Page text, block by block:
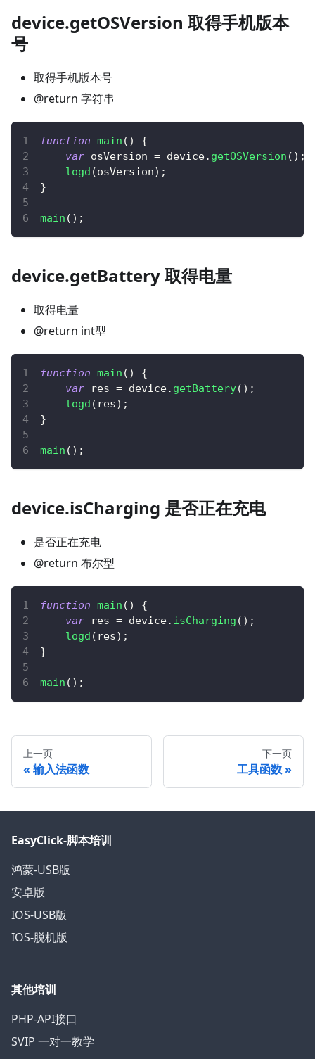
device.getOSVersion 取得手机版本
号
取得手机版本号
@return 字符串
function main ( )
{
var osVersion = device. getOSVersion ( ) ;
logd (osVersion) ;
}
main ( ) ;
device.getBattery 取得电量
取得电量
@return int型
function main ( )
{
var res = device. getBattery( ) ;
logd ( res) ;
}
main ( ) ;
device.isCharging 是否正在充电
是否正在充电
@return 布尔型
function main ( )
{
var res = device. isCharging ( ) ;
logd ( res) ;
}
main ( ) ;
上一页
输入法函数
下一页
工具函数
EasyClick-脚本培训
鸿蒙-USB版
安卓版
IOS-USB版
IOS-脱机版
其他培训
PHP-API接口
SVIP 一对一教学